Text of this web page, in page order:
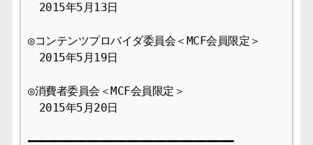
2015年5月13日
◎コンテンツプロバイダ委員会＜MCF会員限定＞
2015年5月19日
◎消費者委員会＜MCF会員限定＞
2015年5月20日
━━━━━━━━━━━━━━━━━━━━━━━━━━━━━━━